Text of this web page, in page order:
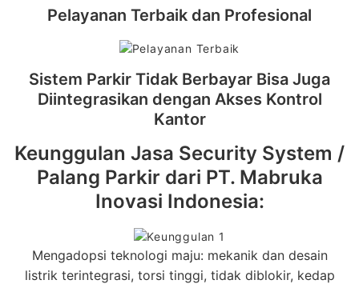
Pelayanan Terbaik dan Profesional
Sistem Parkir Tidak Berbayar Bisa Juga
Diintegrasikan dengan Akses Kontrol
Kantor
Keunggulan Jasa Security System /
Palang Parkir dari PT. Mabruka
Inovasi Indonesia:
Mengadopsi teknologi maju: mekanik dan desain
listrik terintegrasi, torsi tinggi, tidak diblokir, kedap